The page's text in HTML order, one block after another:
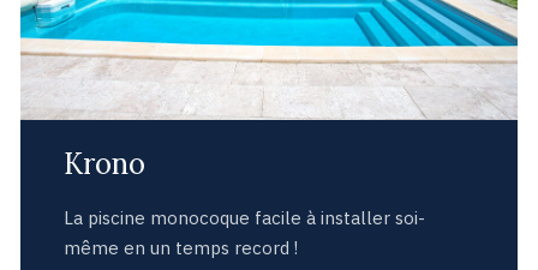
Krono
La piscine monocoque facile à installer soi-
même en un temps record !